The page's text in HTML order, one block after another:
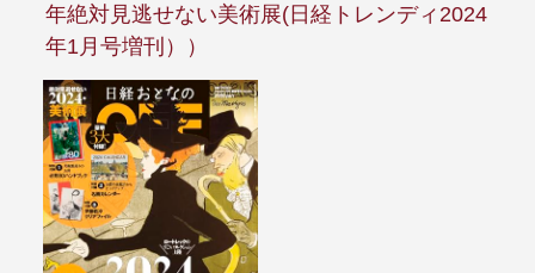
年絶対見逃せない美術展(日経トレンディ2024
年1月号増刊））